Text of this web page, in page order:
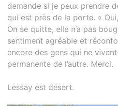
demande si je peux prendre
qui est près de la porte. «
On se quitte, elle n’a pas
sentiment agréable et
encore des gens qui ne
permanente de l’autre. Merci.
Lessay est désert.